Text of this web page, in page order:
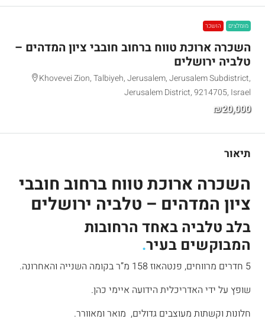
מומלצים הושכר
השכרה ארוכת טווח ברחוב חובבי ציון המדהים –
טלביה ירושלים
Khovevei Zion, Talbiyeh, Jerusalem, Jerusalem Subdistrict,
Jerusalem District, 9214705, Israel
₪20,000
תיאור
השכרה ארוכת טווח ברחוב חובבי
ציון המדהים – טלביה ירושלים
בלב טלביה באחד הרחובות
המבוקשים בעיר.
5 חדרים מרווחים, פנטהאוז 158 מ”ר בקומה השנייה והאחרונה.
שופץ על ידי האדריכלית הידועה איימי כהן.
חלונות וקשתות מעוצבים גדולים, מואר ומאוורר.